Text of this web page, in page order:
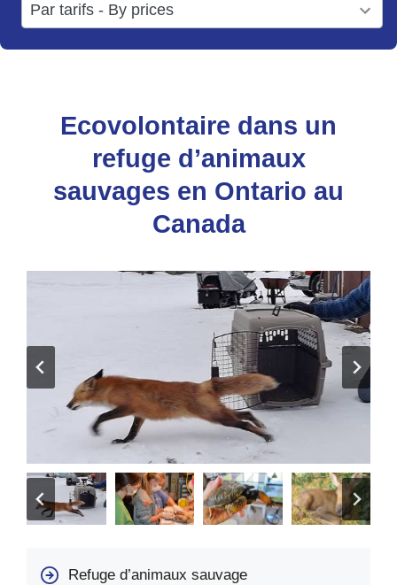
available
Par tarifs - By prices
results
available
Ecovolontaire dans un
refuge d’animaux
sauvages en Ontario au
Canada
Refuge d’animaux sauvage